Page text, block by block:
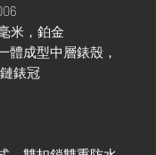
米，鉑金
體成型中層錶殼，
錶冠